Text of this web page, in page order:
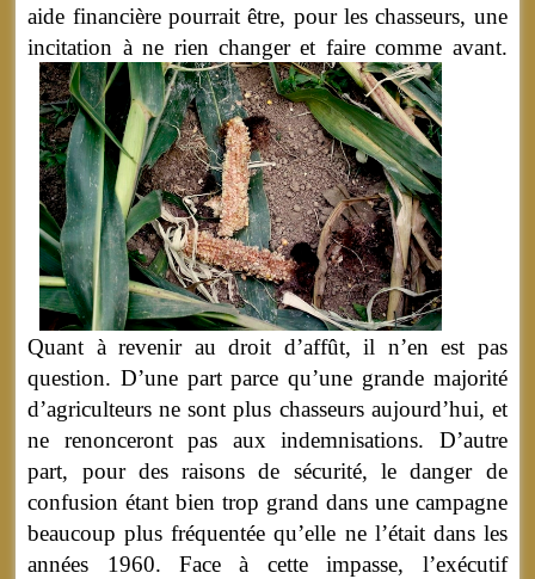
aide financière pourrait être, pour les chasseurs, une
incitation à ne rien changer et faire comme avant.
Quant à revenir au droit d’affût, il n’en est pas
question. D’une part parce qu’une grande majorité
d’agriculteurs ne sont plus chasseurs aujourd’hui, et
ne renonceront pas aux indemnisations. D’autre
part, pour des raisons de sécurité, le danger de
confusion étant bien trop grand dans une campagne
beaucoup plus fréquentée qu’elle ne l’était dans les
années 1960. Face à cette impasse, l’exécutif